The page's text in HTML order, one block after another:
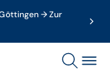
→ Zur